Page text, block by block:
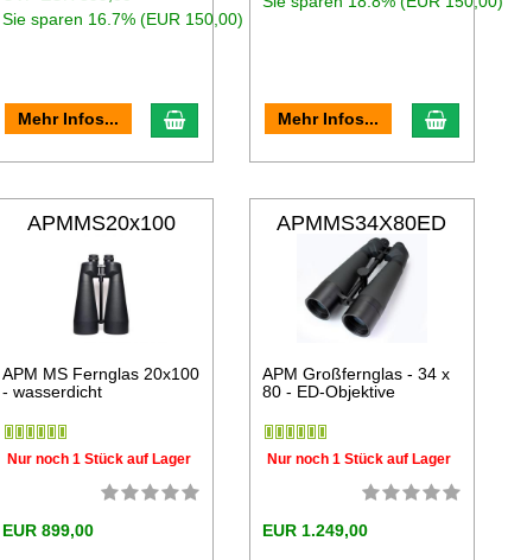
Sie sparen 16.7% (EUR 150,00)
Mehr Infos... Mehr Infos...
APMMS20x100
APM MS Fernglas 20x100
- wasserdicht
Nur noch 1 Stück auf Lager
EUR 899,00
APMMS34X80ED
APM Großfernglas - 34 x
80 - ED-Objektive
Nur noch 1 Stück auf Lager
EUR 1.249,00